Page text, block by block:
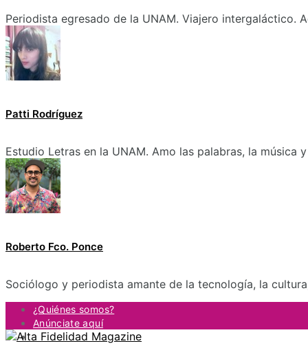
Periodista egresado de la UNAM. Viajero intergaláctico.
Patti Rodríguez
Estudio Letras en la UNAM. Amo las palabras, la música
Roberto Fco. Ponce
Sociólogo y periodista amante de la tecnología, la
¿Quiénes somos?
Anúnciate aquí
Contacto